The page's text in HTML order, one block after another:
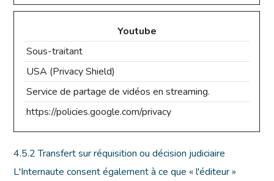
Youtube
Sous-traitant
USA (Privacy Shield)
Service de partage de vidéos en streaming.
https://policies.google.com/privacy
4.5.2 Transfert sur réquisition ou décision judiciaire
L'Internaute consent également à ce que « l'éditeur »